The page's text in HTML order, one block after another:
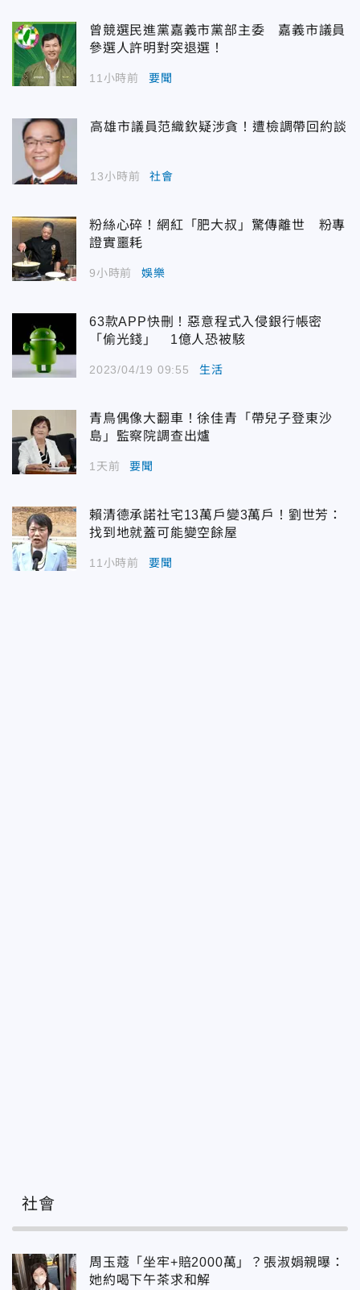
曾競選民進黨嘉義市黨部主委 嘉義市議員
參選人許明對突退選！
11小時前 要聞
高雄市議員范織欽疑涉貪！遭檢調帶回約談
13小時前 社會
粉絲心碎！網紅「肥大叔」驚傳離世 粉專
證實噩耗
9小時前 娛樂
63款APP快刪！惡意程式入侵銀行帳密
「偷光錢」 1億人恐被駭
2023/04/19 09:55 生活
青鳥偶像大翻車！徐佳青「帶兒子登東沙
島」監察院調查出爐
1天前 要聞
賴清德承諾社宅13萬戶變3萬戶！劉世芳：
找到地就蓋可能變空餘屋
11小時前 要聞
社會
周玉蔻「坐牢+賠2000萬」？張淑娟親曝：
她約喝下午茶求和解